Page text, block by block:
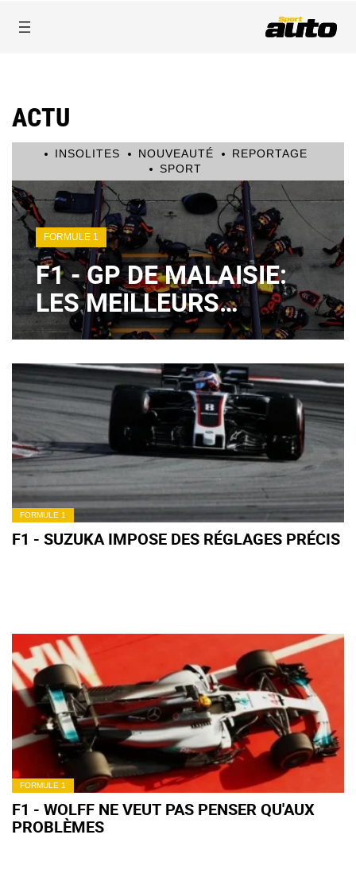
ACTU
INSOLITES NOUVEAUTÉ
REPORTAGE
SPORT
FORMULE 1
F1 - GP DE MALAISIE:
LES MEILLEURS
ARRÊTS
FORMULE 1
F1 - SUZUKA IMPOSE DES RÉGLAGES PRÉCIS
FORMULE 1
F1 - WOLFF NE VEUT PAS PENSER QU'AUX
PROBLÈMES